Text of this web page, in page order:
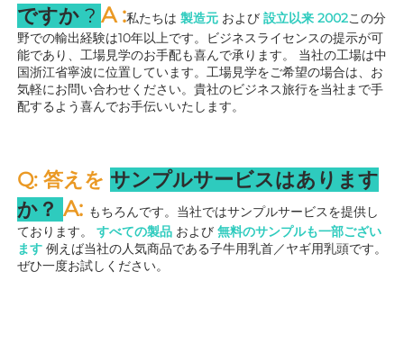
ですか ? A :私たちは 製造元 および 設立以来 2002この分
野での輸出経験は10年以上です。ビジネスライセンスの提示が可
能であり、工場見学のお手配も喜んで承ります。 当社の工場は中
国浙江省寧波に位置しています。工場見学をご希望の場合は、お
気軽にお問い合わせください。貴社のビジネス旅行を当社まで手
配するよう喜んでお手伝いいたします。
Q: 答えを サンプルサービスはあります
か？ A: もちろんです。当社ではサンプルサービスを提供し
ております。 すべての製品 および 無料のサンプルも一部ござい
ます 例えば当社の人気商品である子牛用乳首／ヤギ用乳頭です。
ぜひ一度お試しください。